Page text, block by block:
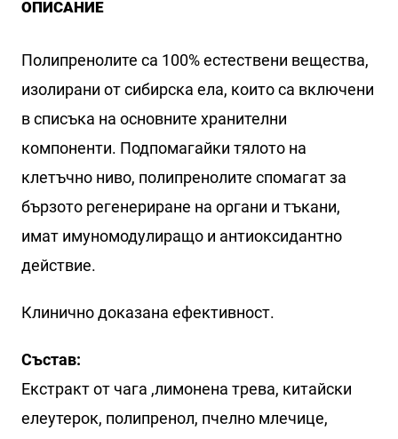
ОПИСАНИЕ
Полипренолите са 100% естествени вещества,
изолирани от сибирска ела, които са включени
в списъка на основните хранителни
компоненти. Подпомагайки тялото на
клетъчно ниво, полипренолите спомагат за
бързото регенериране на органи и тъкани,
имат имуномодулиращо и антиоксидантно
действие.
Клинично доказана ефективност.
Състав:
Екстракт от чага ,лимонена трева, китайски
елеутерок, полипренол, пчелно млечице,